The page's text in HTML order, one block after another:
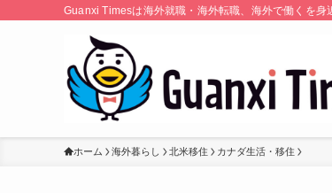
Guanxi Timesは海外就職・海外転職、海外で働くを身
ホーム 海外暮らし 北米移住 カナダ生活・移住